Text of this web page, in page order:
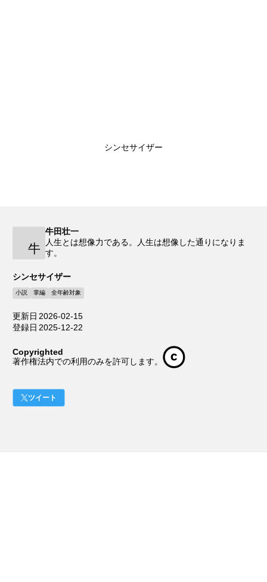
シンセサイザー
牛
牛田壮一
人生とは想像力である。人生は想像した通りになりま
す。
シンセサイザー
小説 掌編 全年齢対象
更新日 2026-02-15
登録日 2025-12-22
Copyrighted
著作権法内での利用のみを許可します。
ツイート